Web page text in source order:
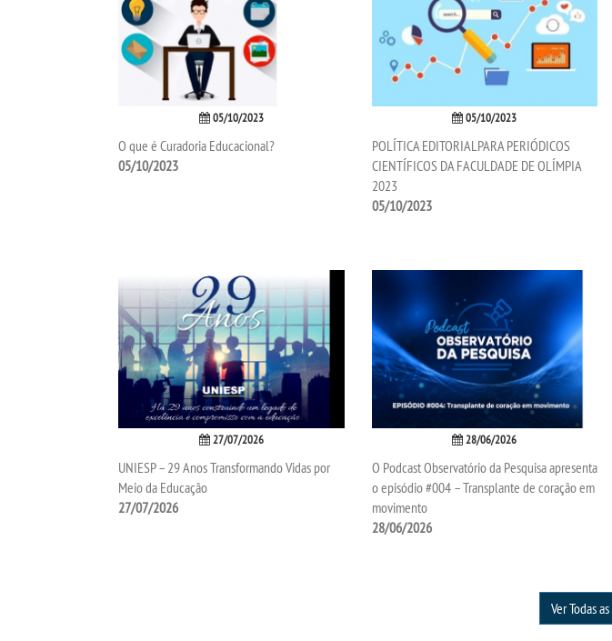
05/10/2023
O que é Curadoria Educacional?
05/10/2023
05/10/2023
POLÍTICA EDITORIALPARA PERIÓDICOS
CIENTÍFICOS DA FACULDADE DE OLÍMPIA
2023
05/10/2023
27/07/2026
UNIESP – 29 Anos Transformando Vidas por
Meio da Educação
27/07/2026
28/06/2026
O Podcast Observatório da Pesquisa apresenta
o episódio #004 – Transplante de coração em
movimento
28/06/2026